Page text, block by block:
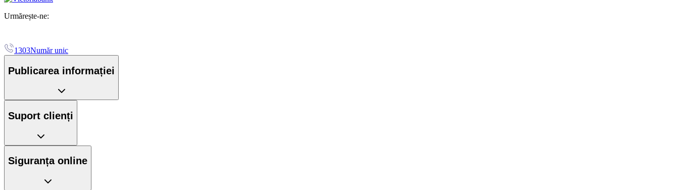
Urmărește-ne:
1303Număr unic
Publicarea informației
Suport clienți
Siguranța online